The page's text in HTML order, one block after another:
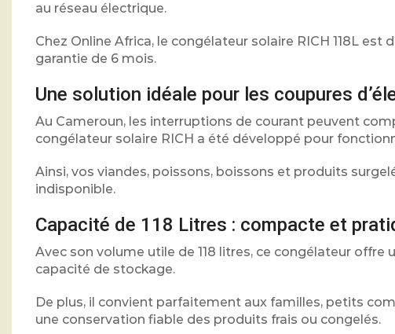
au réseau électrique.
Chez Online Africa, le congélateur solaire RICH 118L
garantie de 6 mois.
Une solution idéale pour les coupures
Au Cameroun, les interruptions de courant peuvent
congélateur solaire RICH a été développé pour
Ainsi, vos viandes, poissons, boissons et produits
indisponible.
Capacité de 118 Litres : compacte et
Avec son volume utile de 118 litres, ce congélateur
capacité de stockage.
De plus, il convient parfaitement aux familles, petits
une conservation fiable des produits frais ou congelés.